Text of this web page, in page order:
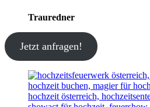
Trauredner
Jetzt anfragen!